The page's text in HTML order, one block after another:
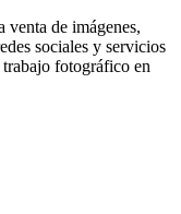
venta de imágenes,
sociales y servicios
fotográfico en